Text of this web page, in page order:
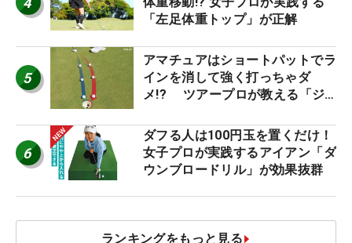
「左足体重トップ」が正解
5
アマチュアはショートパットでラ
インを消して強く打っちゃダ
メ!? ツアープロが教える「ジ
減するワケ
6
ダフる人は100円玉を置くだけ！
女子プロが実践するアイアン「ダ
ウンブロードリル」が効果抜群
ランキングをもっと見る